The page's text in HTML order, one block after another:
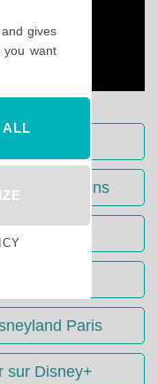
informations
Paris
sur Disney+
gives
you want
ALL